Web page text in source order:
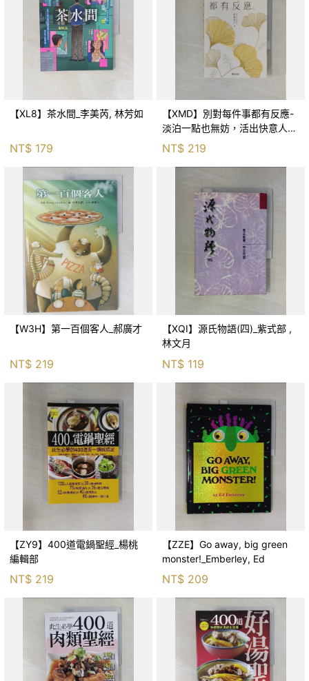
【XL8】茶水間_李美芮, 林芳如
NT$ 179
【XMD】別對每件事都有反應-
淡泊一點也無妨，活出快意人生
的99個禪練習！_枡野俊明, 黃
薇嬪
NT$ 219
【W3H】第一百個客人_郝廣才
NT$ 219
【XQI】源氏物語(四)_紫式部 ,
林文月
NT$ 119
【ZY9】400道電鍋聖經_楊桃
編輯部
NT$ 219
【ZZE】Go away, big green
monster!_Emberley, Ed
NT$ 209